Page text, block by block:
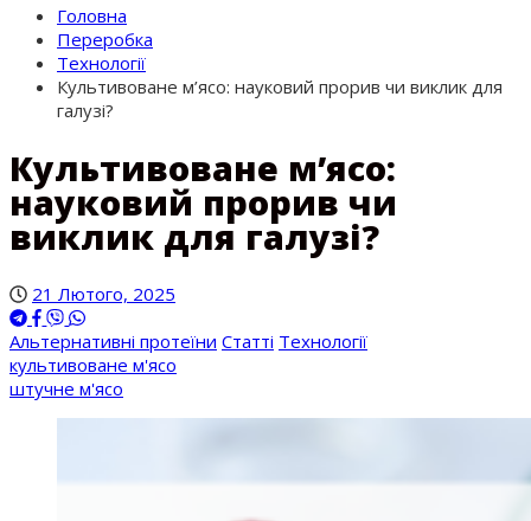
Головна
Переробка
Технології
Культивоване м’ясо: науковий прорив чи виклик для
галузі?
Культивоване м’ясо:
науковий прорив чи
виклик для галузі?
21 Лютого, 2025
Альтернативні протеїни Статті Технології
культивоване м'ясо
штучне м'ясо